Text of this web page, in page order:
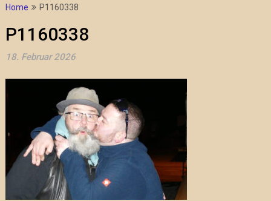
Home P1160338
P1160338
18. Februar 2026